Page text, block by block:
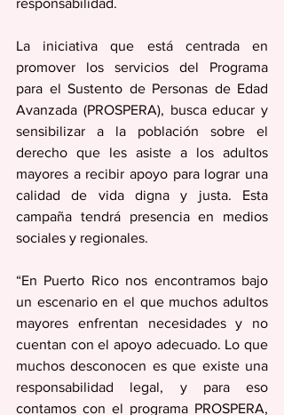
responsabilidad.
La iniciativa que está centrada en
promover los servicios del Programa
para el Sustento de Personas de Edad
Avanzada (PROSPERA), busca educar y
sensibilizar a la población sobre el
derecho que les asiste a los adultos
mayores a recibir apoyo para lograr una
calidad de vida digna y justa. Esta
campaña tendrá presencia en medios
sociales y regionales.
“En Puerto Rico nos encontramos bajo
un escenario en el que muchos adultos
mayores enfrentan necesidades y no
cuentan con el apoyo adecuado. Lo que
muchos desconocen es que existe una
responsabilidad legal, y para eso
contamos con el programa PROSPERA,